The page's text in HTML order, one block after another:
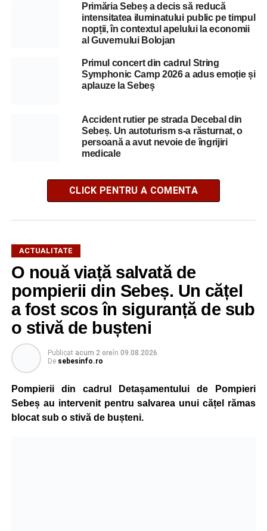
Primăria Sebeș a decis să reducă
intensitatea iluminatului public pe timpul
nopții, în contextul apelului la economii
al Guvernului Bolojan
Primul concert din cadrul String
Symphonic Camp 2026 a adus emoție și
aplauze la Sebeș
Accident rutier pe strada Decebal din
Sebeș. Un autoturism s-a răsturnat, o
persoană a avut nevoie de îngrijiri
medicale
CLICK PENTRU A COMENTA
ACTUALITATE
O nouă viață salvată de
pompierii din Sebeș. Un cățel
a fost scos în siguranță de sub
o stivă de bușteni
Publicat acum 2 oreîn 09.08.2026
De sebesinfo.ro
Pompierii din cadrul Detașamentului de Pompieri
Sebeș au intervenit pentru salvarea unui cățel rămas
blocat sub o stivă de bușteni.